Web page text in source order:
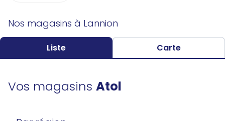
Nos magasins à Lannion
Liste Carte
Vos magasins Atol